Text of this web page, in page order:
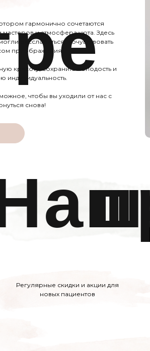
гармонично сочетаются
и атмосфера уюта. Здесь
расслабиться, почувствовать
преображения.
красоту, сохранить молодость и
индивидуальность.
чтобы вы уходили от нас с
снова!
Регулярные скидки и акции для
новых пациентов